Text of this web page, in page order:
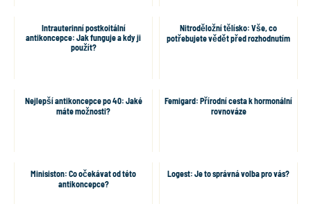
Intrauterinní postkoitální
antikoncepce: Jak funguje a kdy ji
použít?
Nitroděložní tělísko: Vše, co
potřebujete vědět před rozhodnutím
Nejlepší antikoncepce po 40: Jaké
máte možnosti?
Femigard: Přírodní cesta k hormonální
rovnováze
Minisiston: Co očekávat od této
antikoncepce?
Logest: Je to správná volba pro vás?